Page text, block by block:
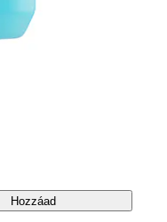
Hozzáad